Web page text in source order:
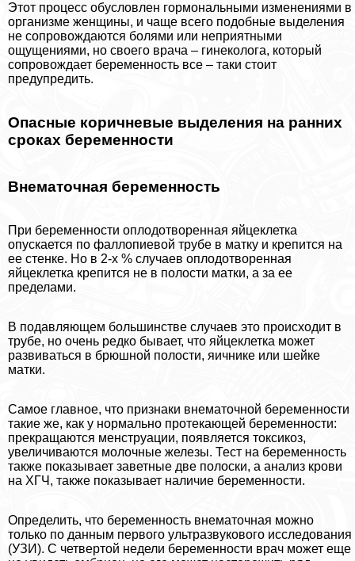
Этот процесс обусловлен гормональными изменениями в
организме женщины, и чаще всего подобные выделения
не сопровождаются болями или неприятными
ощущениями, но своего врача – гинеколога, который
сопровождает беременность все – таки стоит
предупредить.
Опасные коричневые выделения на ранних
сроках беременности
Внематочная беременность
При беременности оплодотворенная яйцеклетка
опускается по фaллoпиевой трубе в матку и крепится на
ее стенке. Но в 2-х % случаев оплодотворенная
яйцеклетка крепится не в полости матки, а за ее
пределами.
В подавляющем большинстве случаев это происходит в
трубе, но очень редко бывает, что яйцеклетка может
развиваться в брюшной полости, яичнике или шейке
матки.
Самое главное, что признаки внематочной беременности
такие же, как у нормально протекающей беременности:
прекращаются мeнcтpуации, появляется токсикоз,
увеличиваются молочные железы. Тест на беременность
также показывает заветные две полоски, а анализ крови
на ХГЧ, также показывает наличие беременности.
Определить, что беременность внематочная можно
только по данным первого ультразвукового исследования
(УЗИ). С четвертой недели беременности врач может еще